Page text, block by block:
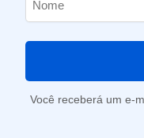
Você receberá um e-